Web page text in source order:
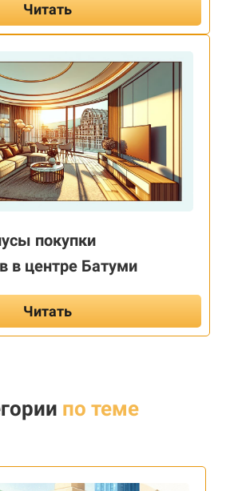
Читать
покупки
в центре Батуми
Читать
по теме